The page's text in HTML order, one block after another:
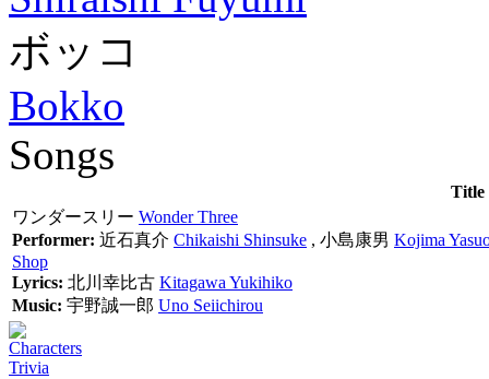
ボッコ
Bokko
Songs
Title
ワンダースリー Wonder Three
Performer: 近石真介 Chikaishi Shinsuke , 小島康男 Kojima
Shop
Lyrics: 北川幸比古 Kitagawa Yukihiko
Music: 宇野誠一郎 Uno Seiichirou
Characters
Trivia